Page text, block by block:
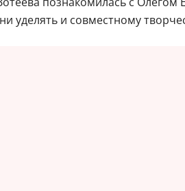
уделять и совместному